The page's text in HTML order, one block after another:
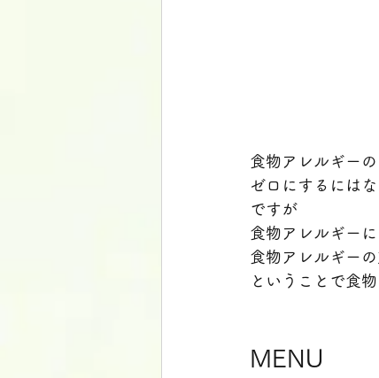
食物アレルギー
ゼロにするには
ですが
食物アレルギー
食物アレルギー
ということで食
MENU